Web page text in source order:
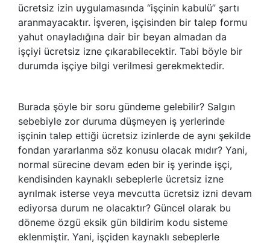
ücretsiz izin uygulamasında “işçinin kabulü” şartı
aranmayacaktır. İşveren, işçisinden bir talep formu
yahut onayladığına dair bir beyan almadan da
işçiyi ücretsiz izne çıkarabilecektir. Tabi böyle bir
durumda işçiye bilgi verilmesi gerekmektedir.
Burada şöyle bir soru gündeme gelebilir? Salgın
sebebiyle zor duruma düşmeyen iş yerlerinde
işçinin talep ettiği ücretsiz izinlerde de aynı şekilde
fondan yararlanma söz konusu olacak mıdır? Yani,
normal sürecine devam eden bir iş yerinde işçi,
kendisinden kaynaklı sebeplerle ücretsiz izne
ayrılmak isterse veya mevcutta ücretsiz izni devam
ediyorsa durum ne olacaktır? Güncel olarak bu
döneme özgü eksik gün bildirim kodu sisteme
eklenmiştir. Yani, işçiden kaynaklı sebeplerle